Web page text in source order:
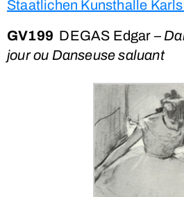
Staatlichen Kunsthalle
GV199 DEGAS Edgar –
jour ou Danseuse saluant